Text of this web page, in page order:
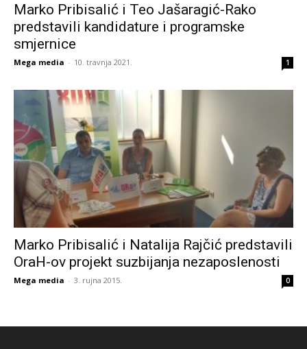
Marko Pribisalić i Teo Jašaragić-Rako
predstavili kandidature i programske
smjernice
Mega media - 10. travnja 2021. 1
Marko Pribisalić i Natalija Rajčić predstavili
OraH-ov projekt suzbijanja nezaposlenosti
Mega media - 3. rujna 2015. 0